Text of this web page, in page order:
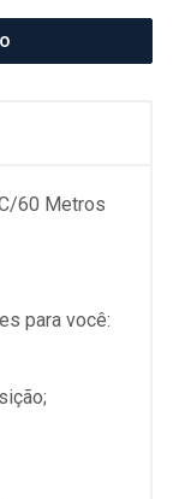
60 Metros
para você: